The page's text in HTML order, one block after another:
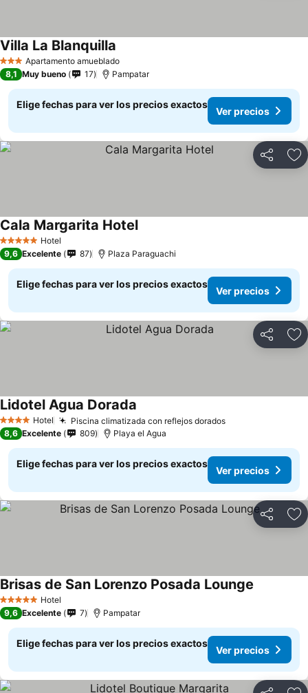
3 EstrellasApartamento amueblado
Villa La Blanquilla
8,1 Muy bueno 17 Pampatar
Elige fechas para ver los precios exactos
Ver precios
Compartir
5 Estrellas Hotel
Cala Margarita Hotel
9,6 Excelente 87 Plaza Paraguachi
Elige fechas para ver los precios exactos
Ver precios
Compartir
4 EstrellasHotel Piscina climatizada con reflejos dorados
Lidotel Agua Dorada
8,6 Excelente 809 Playa el Agua
Elige fechas para ver los precios exactos
Ver precios
Compartir
5 Estrellas Hotel
Brisas de San Lorenzo Posada Lounge
9,6 Excelente 7 Pampatar
Elige fechas para ver los precios exactos
Ver precios